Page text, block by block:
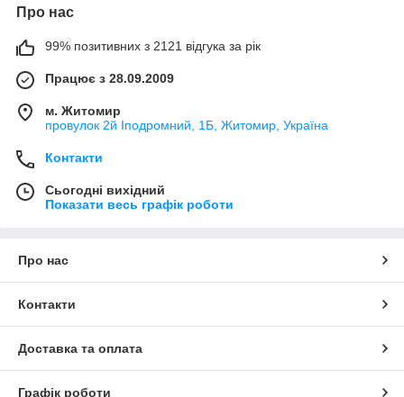
Про нас
99% позитивних з 2121 відгука за рік
Працює з 28.09.2009
м. Житомир
провулок 2й Іподромний, 1Б, Житомир, Україна
Контакти
Сьогодні вихідний
Показати весь графік роботи
Про нас
Контакти
Доставка та оплата
Графік роботи